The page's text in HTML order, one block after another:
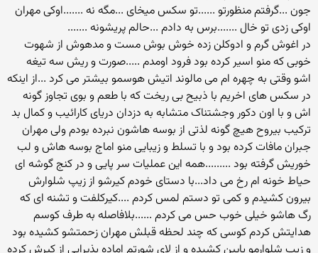
جون ...گرفتم منظورتو ......تو سکس میخای ...مگه نه .......اوکی مهران
اوکی زدی تو خال .......برس به دادم ...حالم پریشونه .......
در اغوش گرم و ادوکلن زده خوش بوش مست و مدهوش از شهوت
خوبی که منو اسیر کرده بود فرود اومدم .....صورت و ریش سه تیغه
اشو وقتی به چهره ام می مالوند اتیش هوسمو بیشتر می کرد ...از اینکه
در سکس های اخریم با ذبیح بی ریخت که با طعم و بوی تجاوز گونه
اش و با اون دکور وجشتناک متشابه به دزدان دریای کارائیب و کمال بد
ترکیب بیروح هیچ گونه لذتی از بوسه هاشون نبرده بودم ولی مهران
جبران مافات کرده بود و با تسلط و زیبایی منو اماج بوسه هاش و لب
خوریش گرفته بود .........همه این عملیات سر پایی و در کنج گوشه ای
حیاط خونه ام رخ می داد...با دستای خودم کیرشو از زیپ شلوارش
بیرون کشیدم و کمی تو دستم لمس کردم ....کیرکلفت و تشنه ای که
رگ هاشو خیلی خوب حس می کردم ......بلافاصله به طرف کوسم
هدایتش کردم کوسی که چند لحظه قبلش مهران زحمتشو کشیده بود